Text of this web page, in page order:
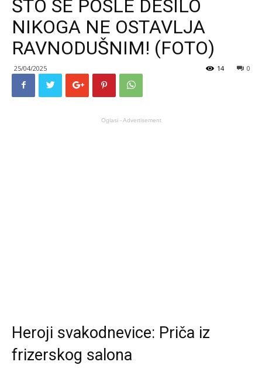
ŠTO SE POSLE DESILO
NIKOGA NE OSTAVLJA
RAVNODUŠNIM! (FOTO)
25/04/2025 0
14
Oglasi - Advertisement
Heroji svakodnevice: Priča iz
frizerskog salona